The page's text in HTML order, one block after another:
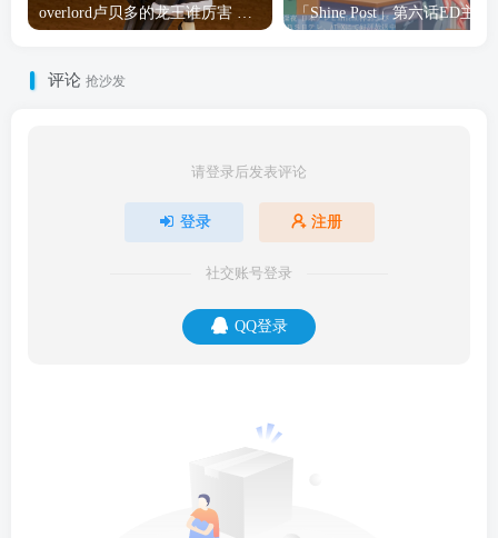
overlord卢贝多的龙王谁厉害 「Overlord」露普斯蕾琪娜·贝塔手办开订
评论 抢沙发
请登录后发表评论
登录 注册
社交账号登录
QQ登录